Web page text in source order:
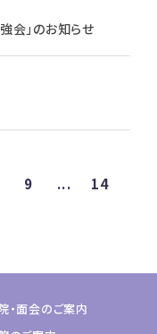
会」のお知らせ
9 ... 14
・面会のご案内